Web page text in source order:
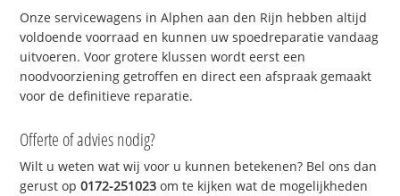
Onze servicewagens in Alphen aan den Rijn hebben altijd
voldoende voorraad en kunnen uw spoedreparatie vandaag
uitvoeren. Voor grotere klussen wordt eerst een
noodvoorziening getroffen en direct een afspraak gemaakt
voor de definitieve reparatie.
Offerte of advies nodig?
Wilt u weten wat wij voor u kunnen betekenen? Bel ons dan
gerust op0172-251023 om te kijken wat de mogelijkheden